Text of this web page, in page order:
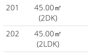
201
45.00㎡
(2DK)
202
45.00㎡
(2LDK)